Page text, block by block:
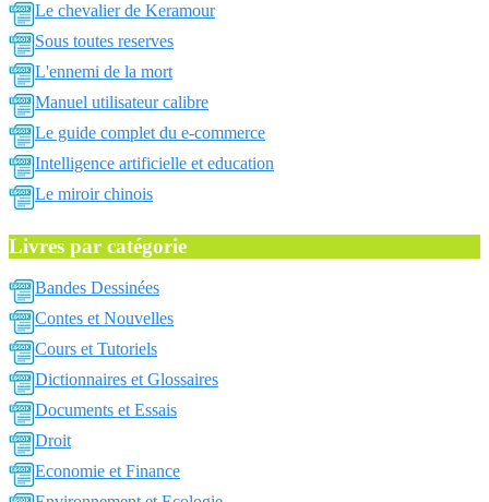
Le chevalier de Keramour
Sous toutes reserves
L'ennemi de la mort
Manuel utilisateur calibre
Le guide complet du e-commerce
Intelligence artificielle et education
Le miroir chinois
Livres par catégorie
Bandes Dessinées
Contes et Nouvelles
Cours et Tutoriels
Dictionnaires et Glossaires
Documents et Essais
Droit
Economie et Finance